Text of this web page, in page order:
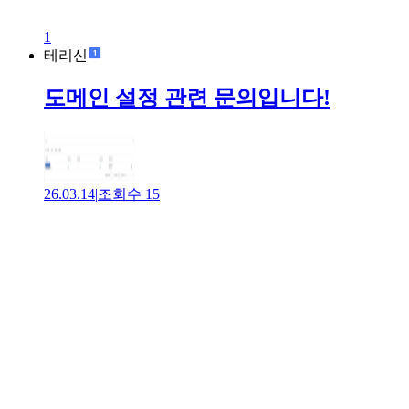
1
테리신
도메인 설정 관련 문의입니다!
26.03.14|조회수 15